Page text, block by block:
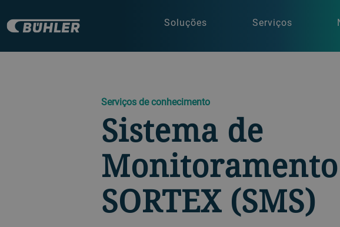
Soluções Serviços
Serviços de conhecimento
Sistema de
Monitoramento
SORTEX (SMS)